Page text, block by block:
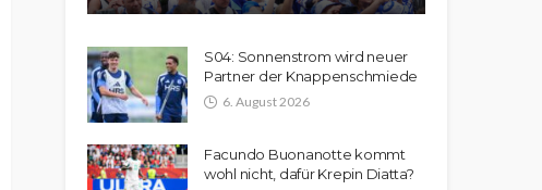
S04: Sonnenstrom wird neuer
Partner der Knappenschmiede
6. August 2026
Facundo Buonanotte kommt
wohl nicht, dafür Krepin Diatta?